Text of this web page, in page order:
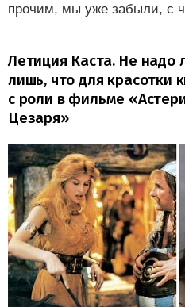
прочим, мы уже забыли, с
Летиция Каста. Не надо
лишь, что для красотки
с роли в фильме
Цезаря»